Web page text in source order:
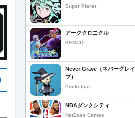
Super Planet
アーククロニクル
KEMCO
Never Grave（ネバーグレイ
ブ）
Pocketpair
NBAダンクシティ
NetEase Games